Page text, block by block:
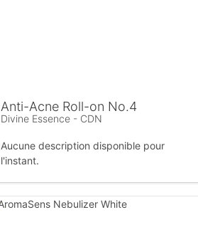
Anti-Acne Roll-on No.4
Divine Essence - CDN
Aucune description disponible pour
l'instant.